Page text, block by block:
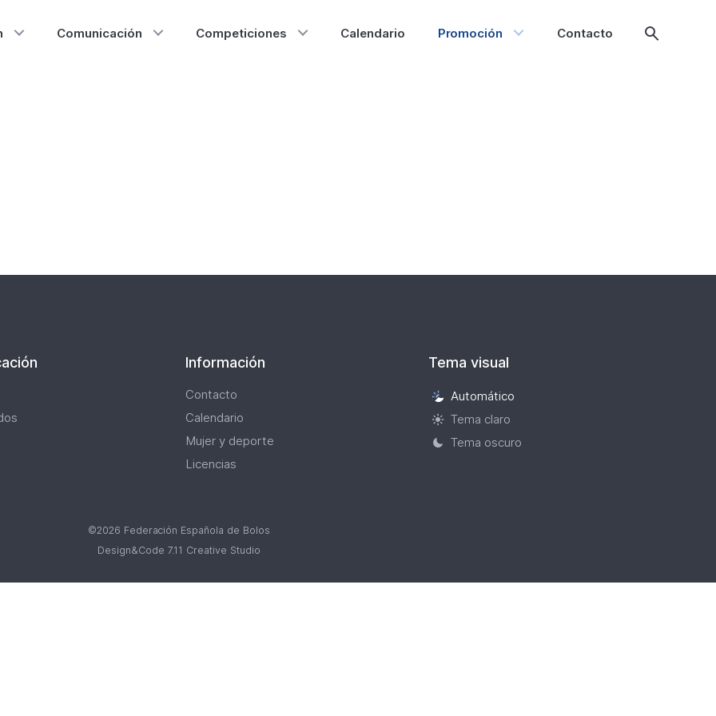
Comunicación Competiciones Calendario Promoción Contacto
Mostrar
Información
Contacto
Calendario
Mujer y deporte
Licencias
Tema visual
Selección
de
tema
Automático
Tema claro
Tema oscuro
©2026 Federación Española de Bolos
Design&Code 7.11 Creative Studio